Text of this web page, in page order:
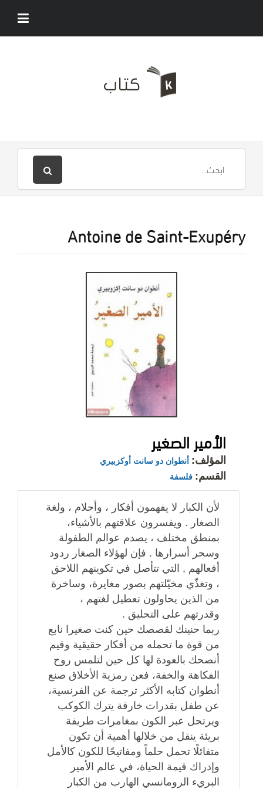
Antoine de Saint-Exupéry
الأمير الصغير
المؤلف: أنطوان دو سانت أوكزبيري
القسم: فلسفة
لأن الكبار لا يفهمون أفكار ، وأحلام ، ولغة
الصغار . ويفسرون علاقتهم بالأشياء،
بمنطق مختلف ، يصدم عوالم الطفولة
وسحر أسرارها . فإن لهؤلاء الصغار ردود
أفعالهم , التي تتأصل في تكوينهم اللاحق
، وتغذّي مخيّلتهم بصور مغايرة، وساخرة
من الذين يحاولون تعطيل لغتهم ،
وقدرتهم على التحليق .
ربما حنينك لقصصك حين كنت صغيرا نابع
من قوة ما تحمله من أفكار حقيقية وقيم
أنصحك بالعودة لها كل حين لتلمس روح
الفكاهة والخفة، فعن رمزية الأخلاق صنع
أنطوان كتابه الأكثر ترجمة عن الفرنسية،
عن طفل بقدرات خارقة يترك الكوكب
ويرتحل عبر الكون بمغامرات طريفة
بريئة ينقل من خلالها أهمية أن تكون
متفائلًا تحمل حلماً ومفاتيحًا للكون كالأمل
وإدراك قيمة الحياة، في عالم الأمير
البريء الرومانسي الهارب من الكبار